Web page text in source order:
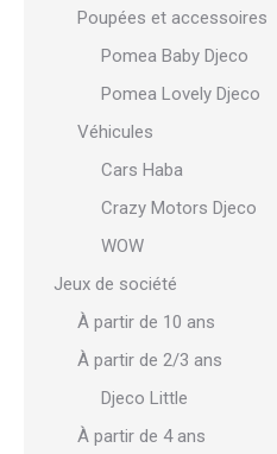
Poupées et accessoires
Pomea Baby Djeco
Pomea Lovely Djeco
Véhicules
Cars Haba
Crazy Motors Djeco
WOW
Jeux de société
À partir de 10 ans
À partir de 2/3 ans
Djeco Little
À partir de 4 ans